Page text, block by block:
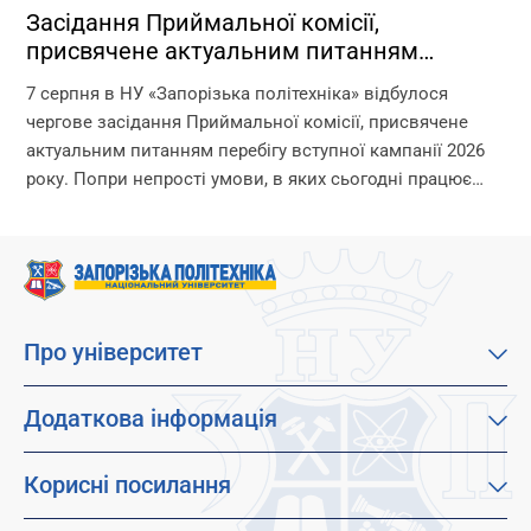
Засідання Приймальної комісії,
присвячене актуальним питанням
перебігу вступної кампанії 2026 року
7 серпня в НУ «Запорізька політехніка» відбулося
чергове засідання Приймальної комісії, присвячене
актуальним питанням перебігу вступної кампанії 2026
року. Попри непрості умови, в яких сьогодні працює
Про університет
Місія, візія та цінності
Факультети
Додаткова інформація
Дистанційне навчання
Корисні посилання